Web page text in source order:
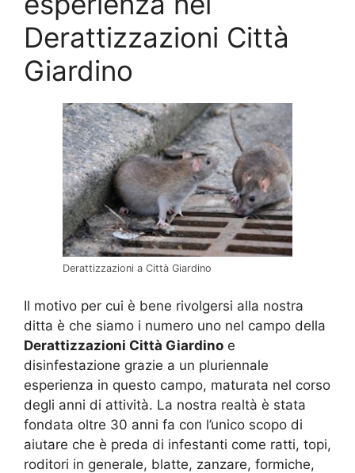
Derattizzazioni Città
Giardino
Derattizzazioni a Città Giardino
Il motivo per cui è bene rivolgersi alla nostra
ditta è che siamo i numero uno nel campo della
Derattizzazioni Città Giardino e
disinfestazione grazie a un pluriennale
esperienza in questo campo, maturata nel corso
degli anni di attività. La nostra realtà è stata
fondata oltre 30 anni fa con l’unico scopo di
aiutare che è preda di infestanti come ratti, topi,
roditori in generale, blatte, zanzare, formiche,